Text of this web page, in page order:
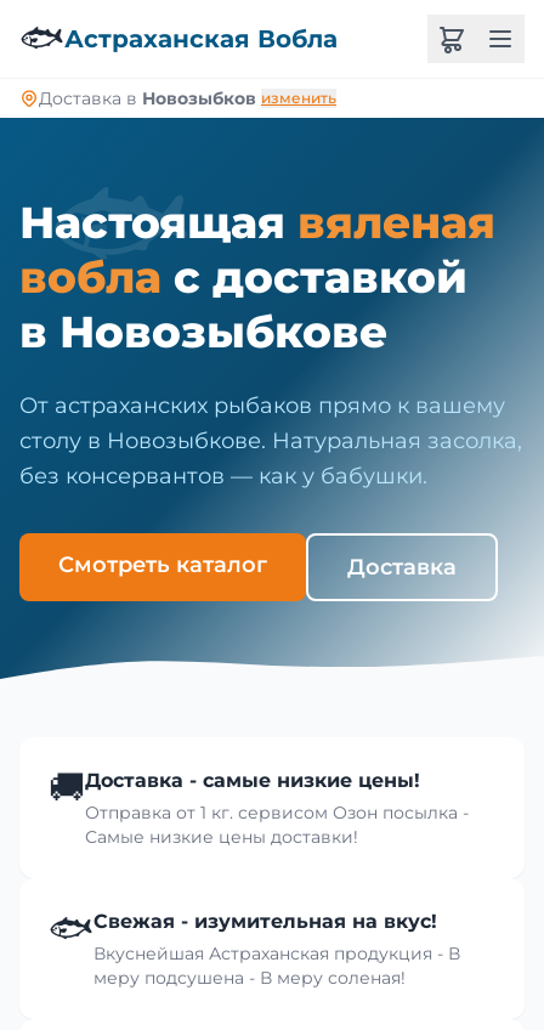
🐟Астраханская Вобла
Доставка в Новозыбков изменить
🐟
Настоящая вяленая
вобла с доставкой
в Новозыбкове
От астраханских рыбаков прямо к вашему
столу в Новозыбкове. Натуральная засолка,
без консервантов — как у бабушки.
Смотреть каталог Доставка
🚚Доставка - самые низкие цены!
Отправка от 1 кг. сервисом Озон посылка -
Самые низкие цены доставки!
🐟Свежая - изумительная на вкус!
Вкуснейшая Астраханская продукция - В
меру подсушена - В меру соленая!